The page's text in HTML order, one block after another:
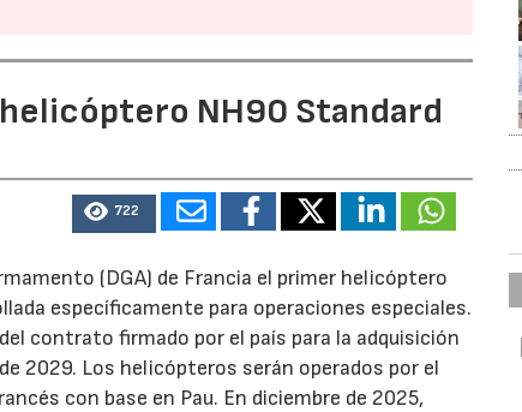
NH90 Standard
722
(DGA) de Francia el primer helicóptero
específicamente para operaciones especiales.
contrato firmado por el país para la adquisición
2029. Los helicópteros serán operados por el
con base en Pau. En diciembre de 2025,